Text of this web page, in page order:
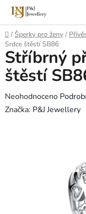
Přejít
obsah
Domů
/ Šperky pro ženy /
Srdce štěstí SB86
Stříbrný
štěstí
Průměrné
hodnocení
Neohodnoceno
Značka: P&J Jewellery